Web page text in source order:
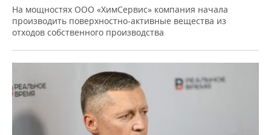
На мощностях ООО «ХимСервис» компания начала
производить поверхностно-активные вещества из
отходов собственного производства